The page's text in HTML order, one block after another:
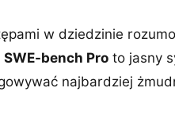
w dziedzinie
SWE-bench Pro to jasny
najbardziej